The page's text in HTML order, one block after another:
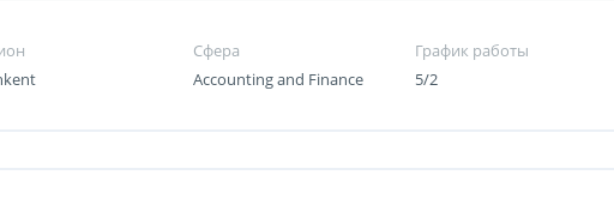
Сфера График работы
Accounting and Finance 5/2